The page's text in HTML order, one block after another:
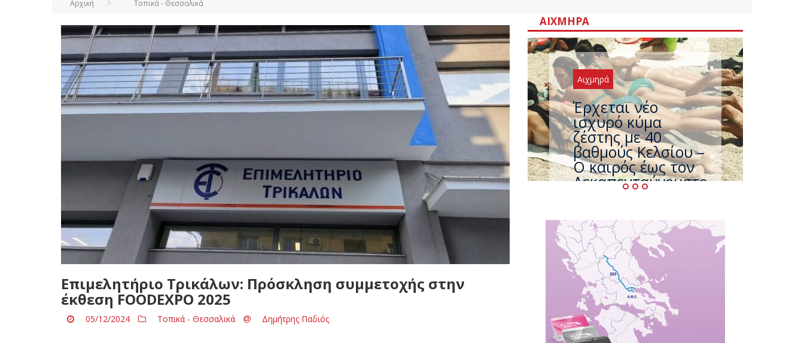
Αρχική Τοπικά - Θεσσαλικά
Επιμελητήριο Τρικάλων: Πρόσκληση συμμετοχής στην
έκθεση FOODEXPO 2025
05/12/2024 Τοπικά - Θεσσαλικά Δημήτρης Παδιός
ΑΙΧΜΗΡΆ
Αιχμηρά
Άφαντος ο
Τσίπρας… την ώρα
που η χώρα
καίγεται